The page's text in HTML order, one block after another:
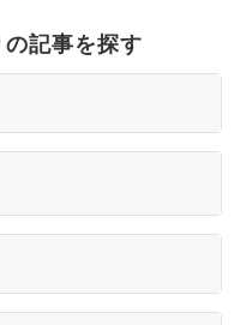
記事を探す